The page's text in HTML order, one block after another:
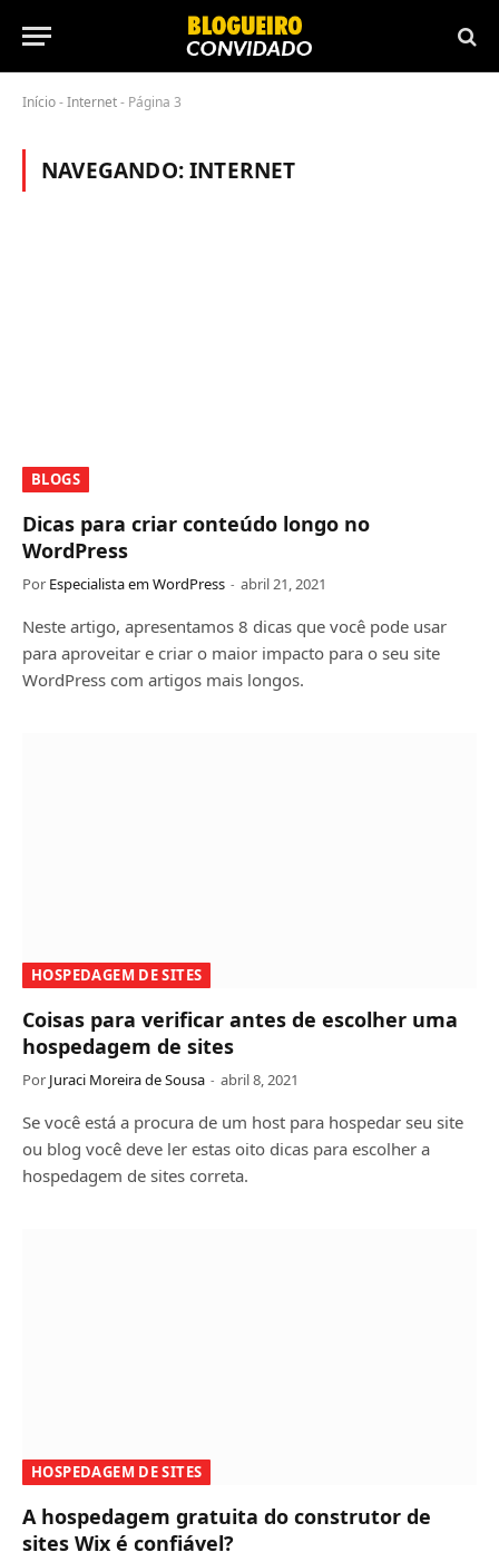
Início-Internet- Página 3
NAVEGANDO:INTERNET
BLOGS
Dicas para criar conteúdo longo no
WordPress
Por Especialista em WordPress abril 21, 2021
Neste artigo, apresentamos 8 dicas que você pode usar
para aproveitar e criar o maior impacto para o seu site
WordPress com artigos mais longos.
HOSPEDAGEM DE SITES
Coisas para verificar antes de escolher uma
hospedagem de sites
Por Juraci Moreira de Sousa abril 8, 2021
Se você está a procura de um host para hospedar seu site
ou blog você deve ler estas oito dicas para escolher a
hospedagem de sites correta.
HOSPEDAGEM DE SITES
A hospedagem gratuita do construtor de
sites Wix é confiável?